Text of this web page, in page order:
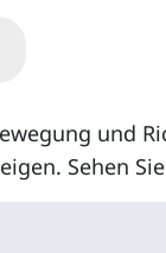
und
Sehen